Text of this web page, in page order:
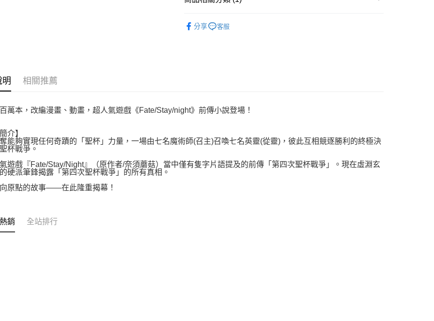
求債權轉讓予恩沛科技股份有限公司。
３．未成年的使用者請事先徵得法定代理人或監護人之同意方可使用
每筆NT$80，滿NT$500(含以上)免運費
分享
客服
明 相關推薦
萬本，改編漫畫、動畫，超人氣遊戲《Fate/Stay/night》前傳小說登場！
介】
能夠實現任何奇蹟的「聖杯」力量，一場由七名魔術師(召主)召喚七名英靈(從靈)，彼此互相競逐勝利的終極決
杯戰爭。
遊戲『Fate/Stay/Night』（原作者/奈須蘑菇）當中僅有隻字片語提及的前傳「第四次聖杯戰爭」。現在虛淵玄
硬派筆鋒揭露「第四次聖杯戰爭」的所有真相。
原點的故事――在此隆重揭幕！
銷 全站排行